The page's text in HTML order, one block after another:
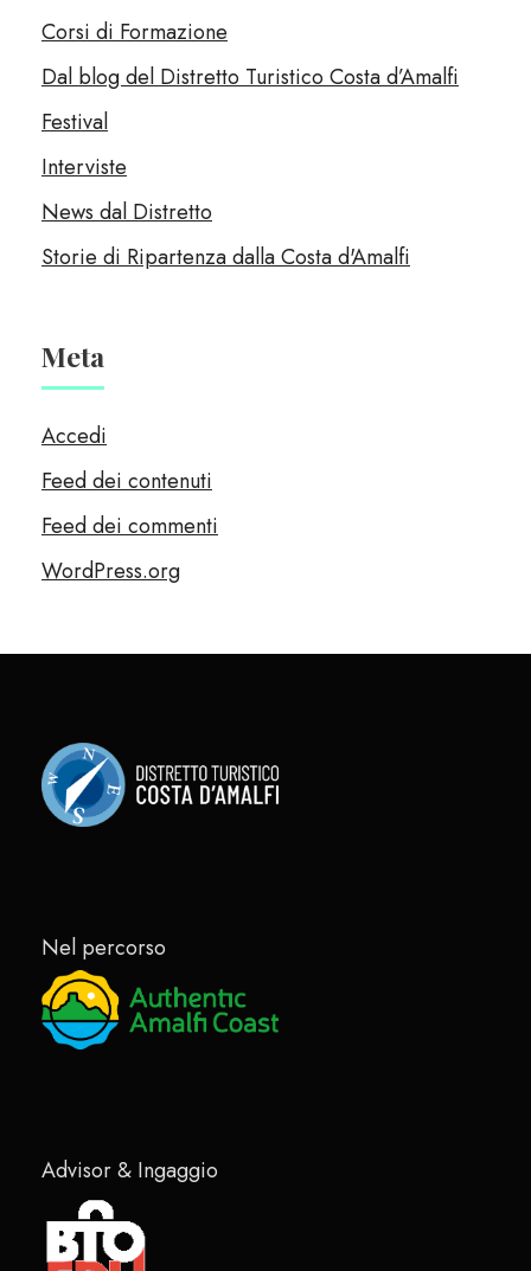
Corsi di Formazione
Dal blog del Distretto Turistico Costa d’Amalfi
Festival
Interviste
News dal Distretto
Storie di Ripartenza dalla Costa d'Amalfi
Meta
Accedi
Feed dei contenuti
Feed dei commenti
WordPress.org
Nel percorso
Advisor & Ingaggio